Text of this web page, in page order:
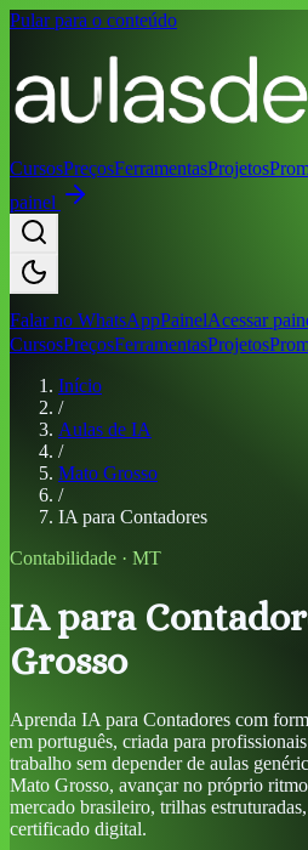
Pular para o conteúdo
CursosPreçosFerramentasProjetos
painel
Falar no WhatsAppPainelAcessar
CursosPreçosFerramentasProjetos
Início
/
Aulas de IA
/
Mato Grosso
/
IA para Contadores
Contabilidade · MT
IA para
Grosso
Aprenda IA para Contadores com
em português, criada para
trabalho sem depender de aulas
Mato Grosso, avançar no próprio
mercado brasileiro, trilhas
certificado digital.